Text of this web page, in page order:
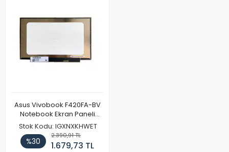
Asus Vivobook F420FA-BV
Notebook Ekran Paneli
(FullHD)
Stok Kodu: IGXNXKHWET
%30
2.390,91 TL
1.679,73 TL